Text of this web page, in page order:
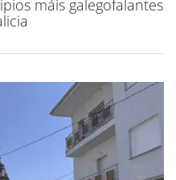
máis galegofalantes